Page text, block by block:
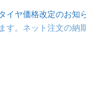
イヤ価格改定のお知
す。ネット注文の納